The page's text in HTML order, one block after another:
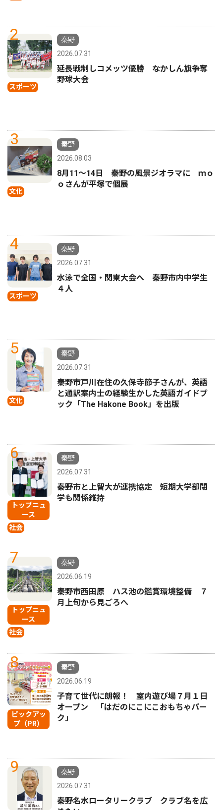
2
スポーツ
秦野
2026.07.31
延長戦制しコメッツ優勝 なかしん旗争奪
野球大会
3
文化
秦野
2026.08.03
8月11〜14日 秦野の風景ジオラマに ｍｏ
ｏさんが平塚で個展
4
スポーツ
秦野
2026.07.31
水泳で全国・関東大会へ 秦野市内中学生
４人
5
文化
秦野
2026.07.31
秦野市戸川在住の久保寺節子さんが、英語
と通訳案内士の経験生かした英語ガイドブ
ック「The Hakone Book」を出版
6
トップニュ
ース
社会
秦野
2026.07.31
秦野市と上智大が連携協定 短期大学部閉
学も関係維持
7
トップニュ
ース
社会
秦野
2026.06.19
秦野市西田原 ハス池の鑑賞環境整備 ７
月上旬から見ごろへ
8
ピックアッ
プ（PR）
秦野
2026.06.19
子育て世代に朗報！ 室内遊び場７月１日
オープン 「はだのにこにこおもちゃパー
ク」
9
秦野
2026.07.31
秦野名水ロータリークラブ クラブ名を広